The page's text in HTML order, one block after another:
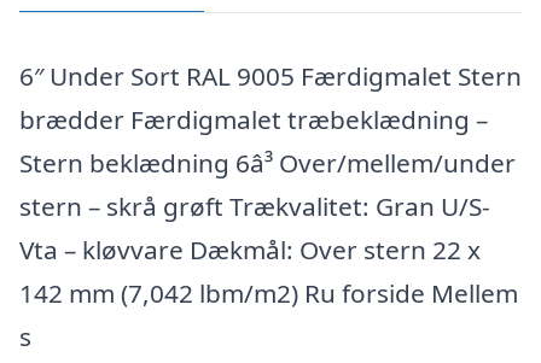
6″ Under Sort RAL 9005 Færdigmalet Stern
brædder Færdigmalet træbeklædning –
Stern beklædning 6â³ Over/mellem/under
stern – skrå grøft Trækvalitet: Gran U/S-
Vta – kløvvare Dækmål: Over stern 22 x
142 mm (7,042 lbm/m2) Ru forside Mellem
s